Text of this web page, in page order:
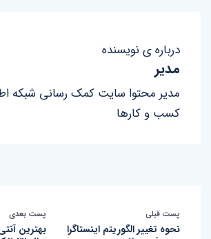
درباره ی نویسنده
مدیر
مدیر محتوا سایت کمک رسانی شبکه
کسب و کارها
پست قبلی
نحوه تغییر الگوریتم اینستاگرا
پست بعدی
بهترین